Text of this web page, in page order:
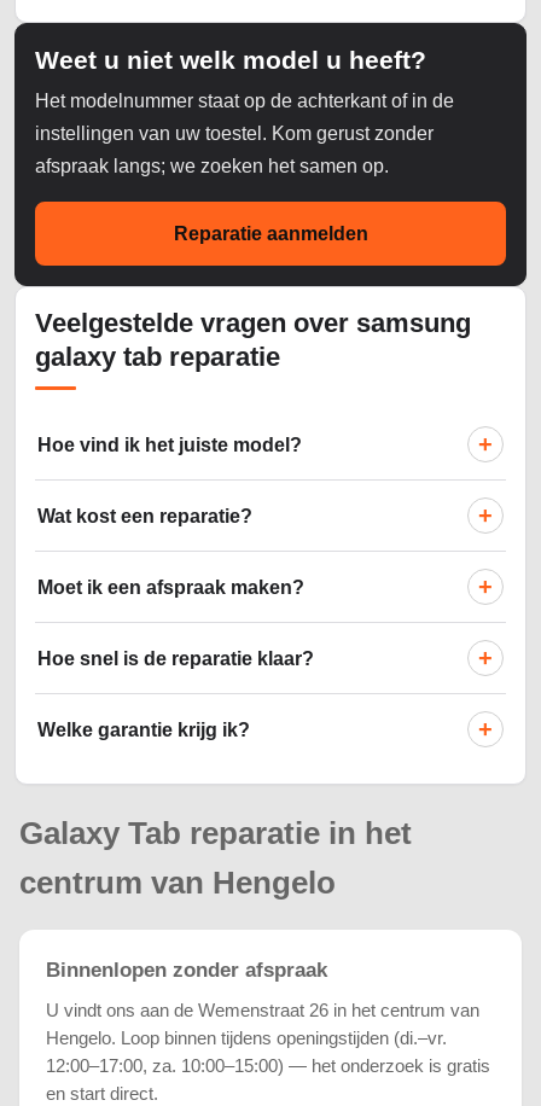
Weet u niet welk model u heeft?
Het modelnummer staat op de achterkant of in de
instellingen van uw toestel. Kom gerust zonder
afspraak langs; we zoeken het samen op.
Reparatie aanmelden
Veelgestelde vragen over samsung
galaxy tab reparatie
Hoe vind ik het juiste model? +
Wat kost een reparatie? +
Moet ik een afspraak maken? +
Hoe snel is de reparatie klaar? +
Welke garantie krijg ik? +
Galaxy Tab reparatie in het
centrum van Hengelo
Binnenlopen zonder afspraak
U vindt ons aan de Wemenstraat 26 in het centrum van
Hengelo. Loop binnen tijdens openingstijden (di.–vr.
12:00–17:00, za. 10:00–15:00) — het onderzoek is gratis
en start direct.